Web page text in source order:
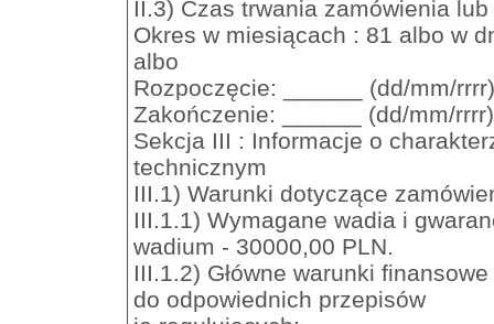
II.3) Czas trwania zamówienia
Okres w miesiącach : 81 albo w
albo
Rozpoczęcie: ______ (dd/mm/rrrr)
Zakończenie: ______ (dd/mm/rrrr)
Sekcja III : Informacje o
technicznym
III.1) Warunki dotyczące
III.1.1) Wymagane wadia i
wadium - 30000,00 PLN.
III.1.2) Główne warunki
do odpowiednich przepisów